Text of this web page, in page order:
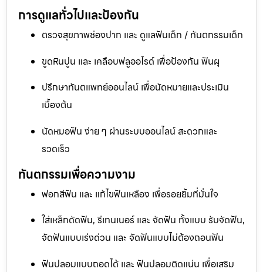
การดูแลทั่วไปและป้องกัน
ตรวจสุขภาพช่องปาก และ ดูแลฟันเด็ก / ทันตกรรมเด็ก
ขูดหินปูน และ เคลือบฟลูออไรด์ เพื่อป้องกัน ฟันผุ
ปรึกษาทันตแพทย์ออนไลน์ เพื่อนัดหมายและประเมิน
เบื้องต้น
นัดหมอฟัน ง่าย ๆ ผ่านระบบออนไลน์ สะดวกและ
รวดเร็ว
ทันตกรรมเพื่อความงาม
ฟอกสีฟัน และ แก้ไขฟันเหลือง เพื่อรอยยิ้มที่มั่นใจ
ใส่เหล็กดัดฟัน, รีเทนเนอร์ และ จัดฟัน ทั้งแบบ รับจัดฟัน,
จัดฟันแบบเร่งด่วน และ จัดฟันแบบไม่ต้องถอนฟัน
ฟันปลอมแบบถอดได้ และ ฟันปลอมติดแน่น เพื่อเสริม